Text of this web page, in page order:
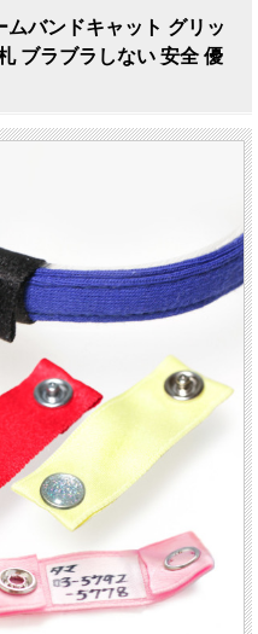
で目指せ！
ャット
タン
ンド。お外に遊びに行って迷子に
び出してしまった時、災害の時、
きません。そんな時にネームバンド
ていられるよう、ブラブラしない
のグリッターボタンをチャームポ
す。
ムバンドキャット グリッ
ブラブラしない 安全 優